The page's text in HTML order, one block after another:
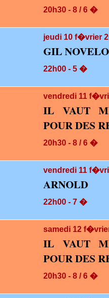
20h30 - 8 / 6 �
jeudi 10 f�vrier
GIL NOVELO
22h00 - 5 �
vendredi 11
IL VAUT
POUR DES
20h30 - 8 / 6 �
vendredi 11
ARNOLD
22h00 - 7 �
samedi 12
IL VAUT
POUR DES
20h30 - 8 / 6 �